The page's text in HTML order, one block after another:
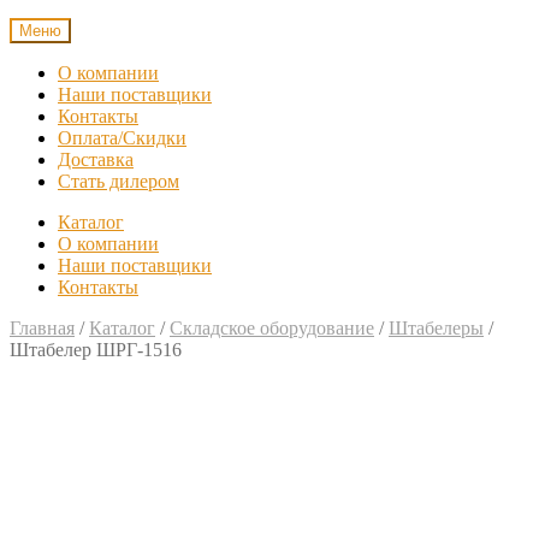
Меню
О компании
Наши поставщики
Контакты
Оплата/Скидки
Доставка
Стать дилером
Каталог
О компании
Наши поставщики
Контакты
Главная / Каталог /Складское оборудование / Штабелеры /
Штабелер ШРГ-1516